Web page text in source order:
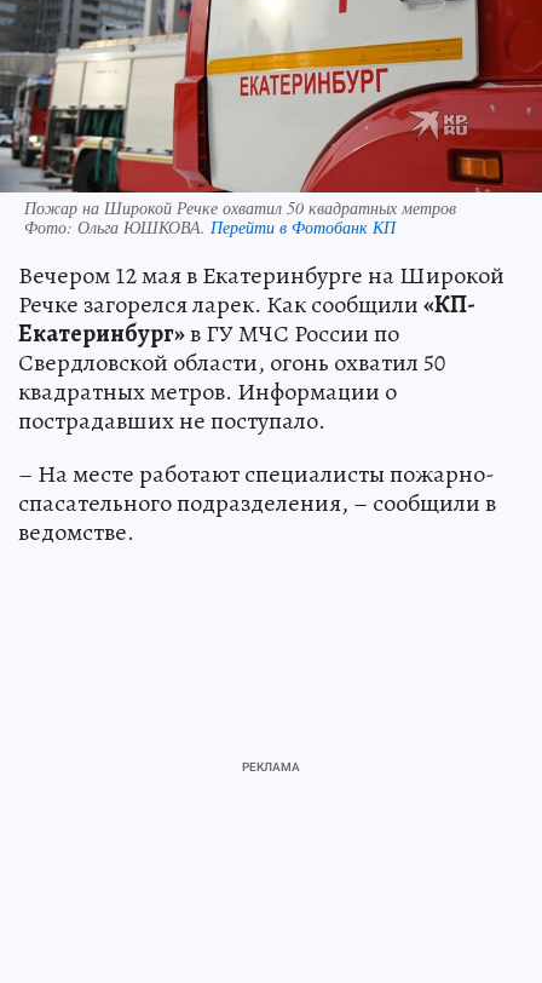
Пожар на Широкой Речке охватил 50 квадратных метров
Фото: Ольга ЮШКОВА. Перейти в Фотобанк КП
Вечером 12 мая в Екатеринбурге на Широкой
Речке загорелся ларек. Как сообщили«КП-
Екатеринбург»в ГУ МЧС России по
Свердловской области, огонь охватил 50
квадратных метров. Информации о
пострадавших не поступало.
– На месте работают специалисты пожарно-
спасательного подразделения, – сообщили в
ведомстве.